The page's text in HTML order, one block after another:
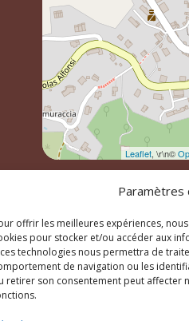
Paramètres
offrir les meilleures expériences,
pour stocker et/ou accéder aux
technologies nous permettra de
de navigation ou les
retirer son consentement peut affecter
Leaflet, \r\n©
Légales